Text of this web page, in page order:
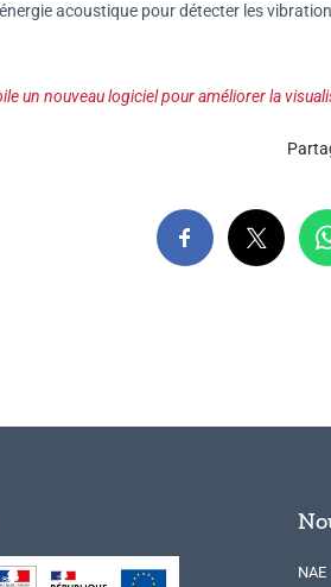
acoustique pour détecter les
un nouveau logiciel pour améliorer la
NAE